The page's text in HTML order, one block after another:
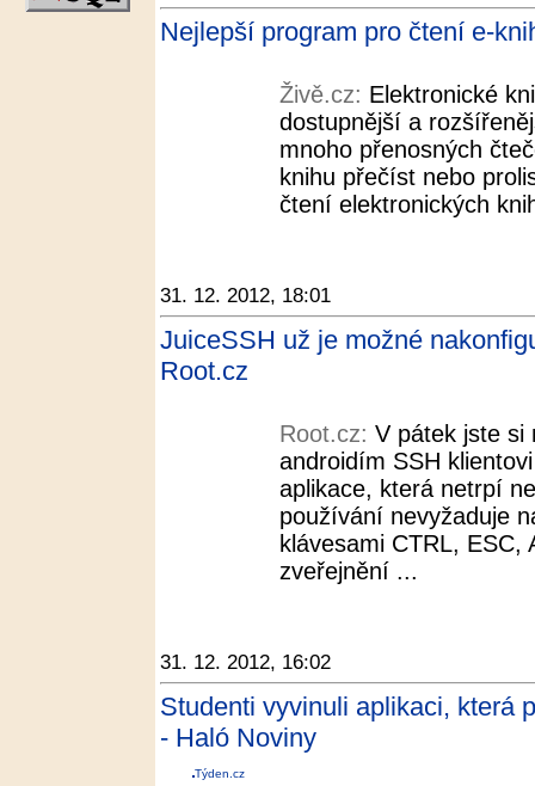
Nejlepší program pro čtení e-
Živě.cz: Elektronické
dostupnější a
mnoho přenosných
knihu přečíst nebo
čtení elektronických
31. 12. 2012, 18:01
JuiceSSH už je možné
Root.cz
Root.cz: V pátek jste si
androidím SSH
aplikace, která netrpí
používání nevyžaduje
klávesami CTRL, ESC,
zveřejnění ...
31. 12. 2012, 16:02
Studenti vyvinuli aplikaci, která
- Haló Noviny
Týden.cz